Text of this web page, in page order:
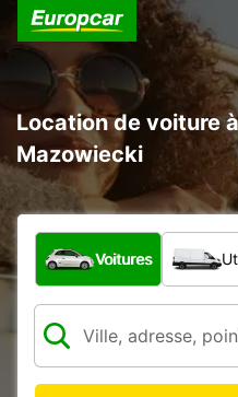
Location de voiture
Mazowiecki
Quel type de véhicule ?
Voitures